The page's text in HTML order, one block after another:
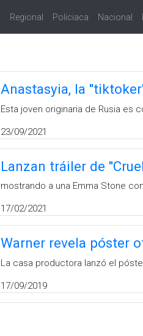
Regional Policiaca Nacional
Anastasyia, la
Esta joven originaria de Rusia es
23/09/2021
Lanzan tráiler de
mostrando a una Emma Stone
17/02/2021
Warner revela póster
La casa productora lanzó el
17/09/2019